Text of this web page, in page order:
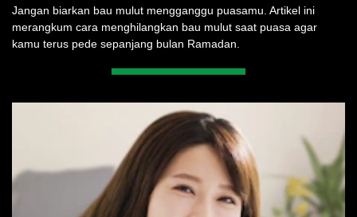
Jangan biarkan bau mulut mengganggu puasamu. Artikel ini
merangkum cara menghilangkan bau mulut saat puasa agar
kamu terus pede sepanjang bulan Ramadan.